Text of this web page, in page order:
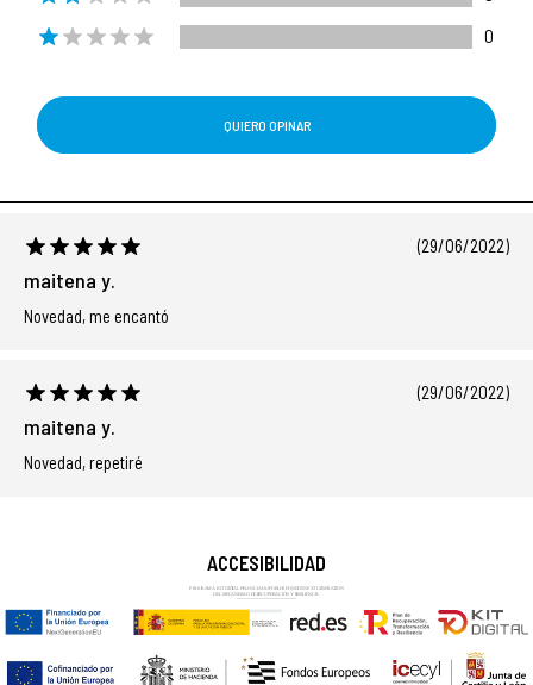
0
QUIERO OPINAR
maitena y.
(29/06/2022)
Novedad, me encantó
maitena y.
(29/06/2022)
Novedad, repetiré
ACCESIBILIDAD